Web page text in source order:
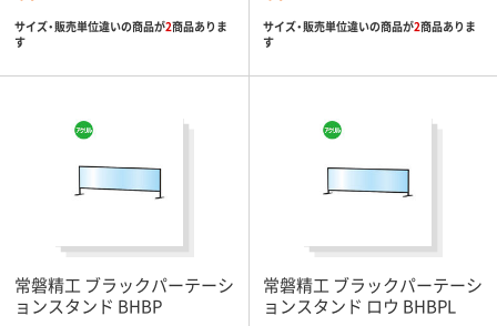
サイズ・販売単位違いの商品が2商品ありま
す
サイズ・販売単位違いの商品が2商品ありま
す
常磐精工 ブラックパーテーシ
ョンスタンド BHBP
常磐精工 ブラックパーテーシ
ョンスタンド ロウ BHBPL